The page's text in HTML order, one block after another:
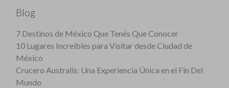
Blog
7 Destinos de México Que Tenés Que Conocer
10 Lugares Increíbles para Visitar desde Ciudad de
México
Crucero Australis: Una Experiencia Única en el Fin Del
Mundo